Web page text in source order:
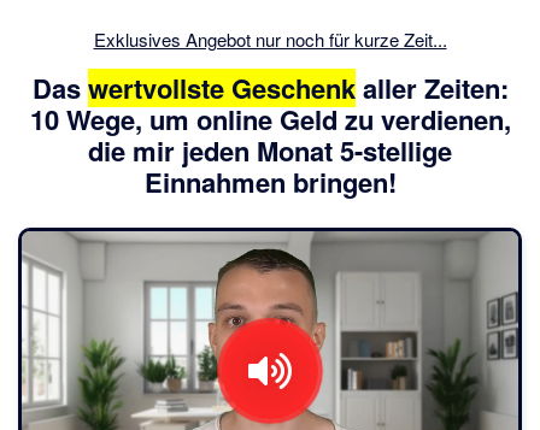
Exklusives Angebot nur noch für kurze Zeit...
Daswertvollste Geschenkaller Zeiten:
10 Wege, um online Geld zu verdienen,
die mir jeden Monat 5-stellige
Einnahmen bringen!